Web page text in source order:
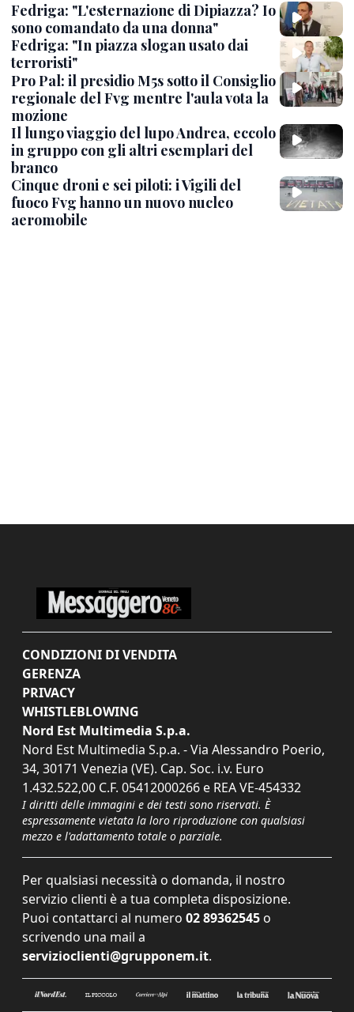
Fedriga: "L'esternazione di Dipiazza? Io
sono comandato da una donna"
Fedriga: "In piazza slogan usato dai
terroristi"
Pro Pal: il presidio M5s sotto il Consiglio
regionale del Fvg mentre l'aula vota la
mozione
Il lungo viaggio del lupo Andrea, eccolo
in gruppo con gli altri esemplari del
branco
Cinque droni e sei piloti: i Vigili del
fuoco Fvg hanno un nuovo nucleo
aeromobile
CONDIZIONI DI VENDITA
GERENZA
PRIVACY
WHISTLEBLOWING
Nord Est Multimedia S.p.a.
Nord Est Multimedia S.p.a. - Via Alessandro Poerio,
34, 30171 Venezia (VE). Cap. Soc. i.v. Euro
1.432.522,00 C.F. 05412000266 e REA VE-454332
I diritti delle immagini e dei testi sono riservati. È
espressamente vietata la loro riproduzione con qualsiasi
mezzo e l'adattamento totale o parziale.
Per qualsiasi necessità o domanda, il nostro
servizio clienti è a tua completa disposizione.
Puoi contattarci al numero 02 89362545 o
scrivendo una mail a
servizioclienti@grupponem.it.